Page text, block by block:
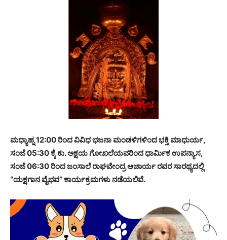
ಮಧ್ಯಾಹ್ನ 12:00 ರಿಂದ ವಿವಿಧ ಭಜನಾ ಮಂಡಳಿಗಳಿಂದ ಭಕ್ತಿ ಮಾಧುರ್ಯ,
ಸಂಜೆ 05:30 ಕ್ಕೆ ಕು. ಅಕ್ಷಯ ಗೋಖಲೆಯವರಿಂದ ಧಾರ್ಮಿಕ ಉಪನ್ಯಾಸ,
ಸಂಜೆ 06:30 ರಿಂದ ಜಂಸಾಲೆ ರಾಘವೇಂದ್ರ ಆಚಾರ್ಯ ರವರ ಸಾರಥ್ಯದಲ್ಲಿ
“ಯಕ್ಷಗಾನ ವೈಭವ” ಕಾರ್ಯಕ್ರಮಗಳು ನಡೆಯಲಿವೆ.